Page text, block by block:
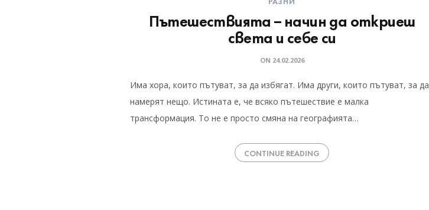
Пътешествията – начин да откриеш
света и себе си
ON 24.02.2026
Има хора, които пътуват, за да избягат. Има други, които пътуват, за да
намерят нещо. Истината е, че всяко пътешествие е малка
трансформация. То не е просто смяна на географията…
CONTINUE READING